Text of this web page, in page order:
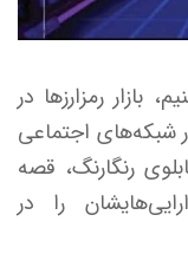
بازار رمزارزها در
شبکه‌های اجتماعی
رنگارنگ، قصه
را در